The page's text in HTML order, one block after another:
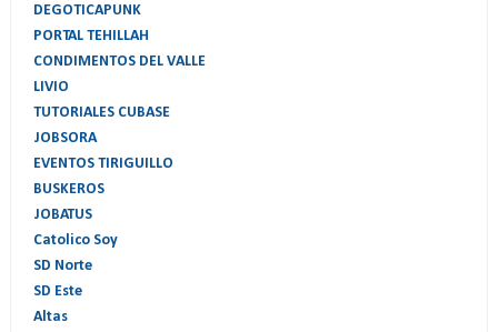
DEGOTICAPUNK
PORTAL TEHILLAH
CONDIMENTOS DEL VALLE
LIVIO
TUTORIALES CUBASE
JOBSORA
EVENTOS TIRIGUILLO
BUSKEROS
JOBATUS
Catolico Soy
SD Norte
SD Este
Altas